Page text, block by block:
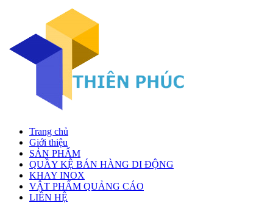
Trang chủ
Giới thiệu
SẢN PHẨM
QUẦY KỆ BÁN HÀNG DI ĐỘNG
KHAY INOX
VẬT PHẨM QUẢNG CÁO
LIÊN HỆ